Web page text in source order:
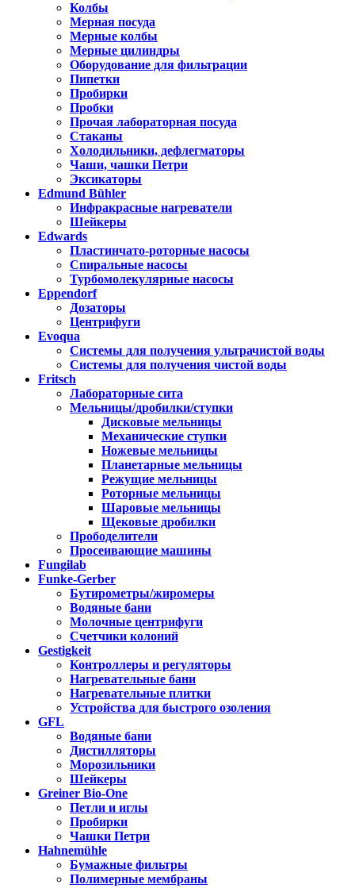
Колбы
Мерная посуда
Мерные колбы
Мерные цилиндры
Оборудование для фильтрации
Пипетки
Пробирки
Пробки
Прочая лабораторная посуда
Стаканы
Холодильники, дефлегматоры
Чаши, чашки Петри
Эксикаторы
Edmund Bühler
Инфракрасные нагреватели
Шейкеры
Edwards
Пластинчато-роторные насосы
Спиральные насосы
Турбомолекулярные насосы
Eppendorf
Дозаторы
Центрифуги
Evoqua
Системы для получения ультрачистой воды
Системы для получения чистой воды
Fritsch
Лабораторные сита
Мельницы/дробилки/ступки
Дисковые мельницы
Механические ступки
Ножевые мельницы
Планетарные мельницы
Режущие мельницы
Роторные мельницы
Шаровые мельницы
Щековые дробилки
Прободелители
Просеивающие машины
Fungilab
Funke-Gerber
Бутирометры/жиромеры
Водяные бани
Молочные центрифуги
Счетчики колоний
Gestigkeit
Контроллеры и регуляторы
Нагревательные бани
Нагревательные плитки
Устройства для быстрого озоления
GFL
Водяные бани
Дистилляторы
Морозильники
Шейкеры
Greiner Bio-One
Петли и иглы
Пробирки
Чашки Петри
Hahnemühle
Бумажные фильтры
Полимерные мембраны